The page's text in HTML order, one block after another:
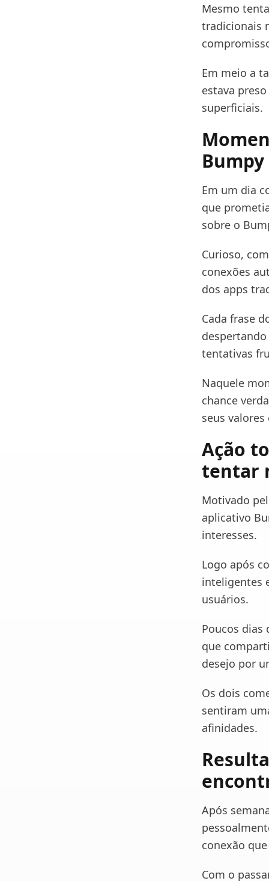
Mesmo
tradicionais
Em meio a
estava
superficiais.
Em um dia
que
sobre o
Curioso,
conexões
dos apps
Cada frase
tentativas
Naquele
chance
seus valores
Ação
tentar
Motivado
aplicativo
interesses.
Logo após
inteligentes
usuários.
Poucos dias
que
desejo por
Os dois
sentiram
afinidades.
Após
conexão
Com o